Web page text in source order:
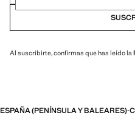
Al suscribirte, confirmas que has leído la
ESPAÑA (PENÍNSULA Y BALEARES)·